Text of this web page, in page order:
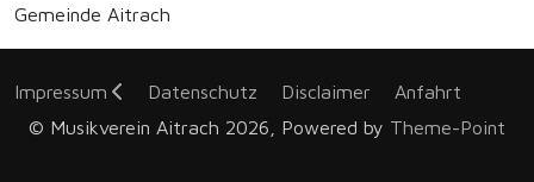
Gemeinde Aitrach
Impressum Datenschutz Disclaimer
Anfahrt
© Musikverein Aitrach 2026, Powered by Theme-Point